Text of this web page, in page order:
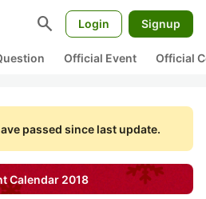
search Login Signup
Official Event Official
passed since last update.
Calendar 2018